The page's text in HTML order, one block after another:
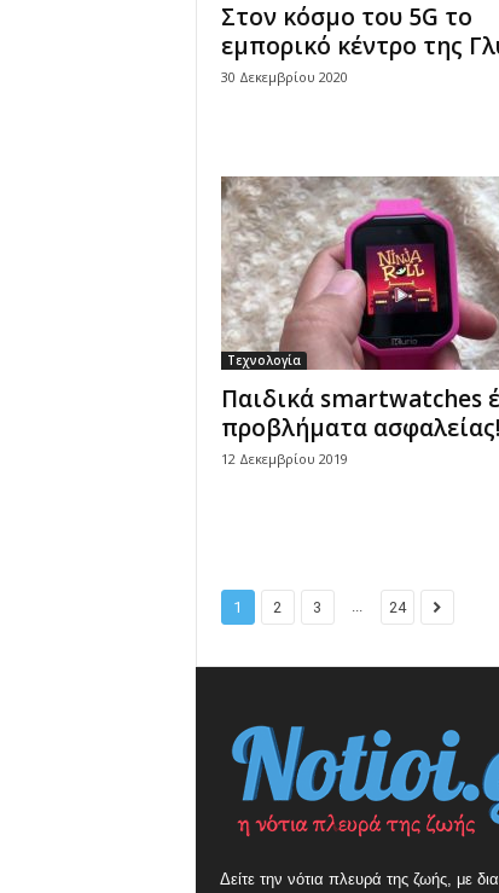
Στον κόσμο του 5G το
εμπορικό κέντρο της
30 Δεκεμβρίου 2020
Τεχνολογία
Παιδικά smartwatches
προβλήματα ασφαλείας!
12 Δεκεμβρίου 2019
1 2 3 ... 24
Δείτε την νότια πλευρά της ζωής, με